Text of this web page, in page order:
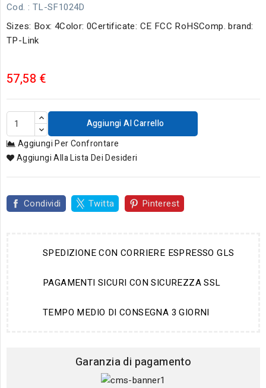
Cod. : TL-SF1024D
Sizes: Box: 4Color: 0Certificate: CE FCC RoHSComp. brand:
TP-Link
57,58 €
Aggiungi Al Carrello
Aggiungi Per Confrontare
Aggiungi Alla Lista Dei Desideri
Condividi Twitta Pinterest
SPEDIZIONE CON CORRIERE ESPRESSO GLS
PAGAMENTI SICURI CON SICUREZZA SSL
TEMPO MEDIO DI CONSEGNA 3 GIORNI
Garanzia di pagamento